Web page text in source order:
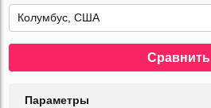
Сравнить
Параметры